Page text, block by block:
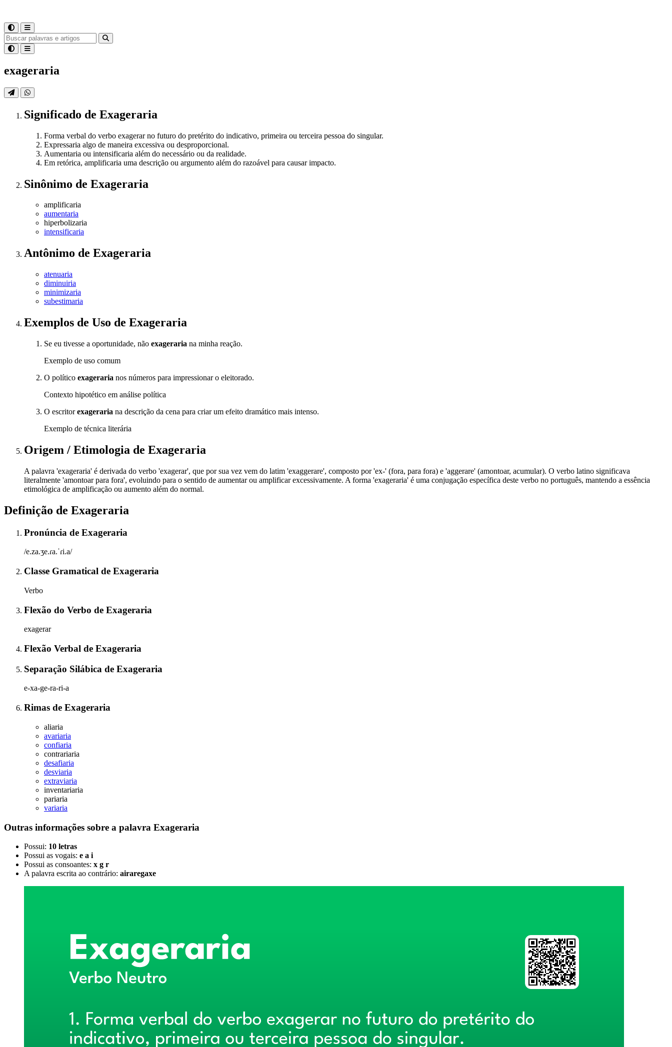
exageraria
Significado de Exageraria
Forma verbal do verbo exagerar no futuro do pretérito do indicativo, primeira ou terceira pessoa do singular.
Expressaria algo de maneira excessiva ou desproporcional.
Aumentaria ou intensificaria além do necessário ou da realidade.
Em retórica, amplificaria uma descrição ou argumento além do razoável para causar impacto.
Sinônimo de Exageraria
amplificaria
aumentaria
hiperbolizaria
intensificaria
Antônimo de Exageraria
atenuaria
diminuiria
minimizaria
subestimaria
Exemplos de Uso de Exageraria
Se eu tivesse a oportunidade, não exageraria na minha reação.
Exemplo de uso comum
O político exageraria nos números para impressionar o eleitorado.
Contexto hipotético em análise política
O escritorexageraria na descrição da cena para criar um efeito dramático mais intenso.
Exemplo de técnica literária
Origem / Etimologia de Exageraria
A palavra 'exageraria' é derivada do verbo 'exagerar', que por sua vez vem do latim 'exaggerare', composto por 'ex-' (fora, para fora) e 'aggerare' (amontoar, acumular). O verbo latino significava
literalmente 'amontoar para fora', evoluindo para o sentido de aumentar ou amplificar excessivamente. A forma 'exageraria' é uma conjugação específica deste verbo no português, mantendo a essência
etimológica de amplificação ou aumento além do normal.
Definição de Exageraria
Pronúncia de Exageraria
/e.za.ʒe.ɾa.ˈɾi.a/
Classe Gramatical de Exageraria
Verbo
Flexão do Verbo de Exageraria
exagerar
Flexão Verbal de Exageraria
Separação Silábica de Exageraria
e-xa-ge-ra-ri-a
Rimas de Exageraria
aliaria
avariaria
confiaria
contrariaria
desafiaria
desviaria
extraviaria
inventariaria
pariaria
variaria
Outras informações sobre a palavra Exageraria
Possui: 10 letras
Possui as vogais: e a i
Possui as consoantes: x g r
A palavra escrita ao contrário: airaregaxe